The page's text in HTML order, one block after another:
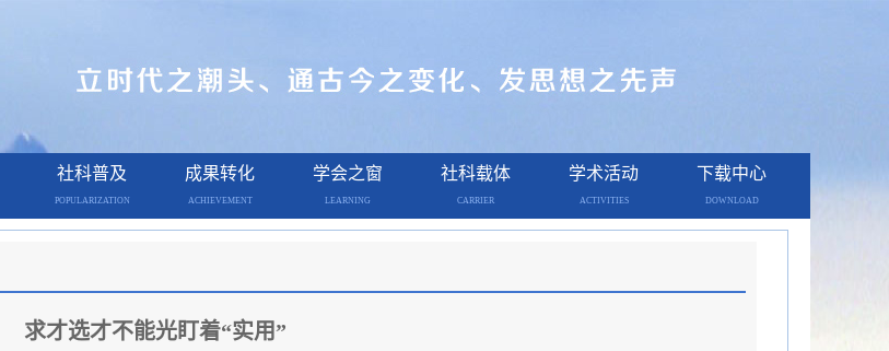
社科普及
POPULARIZATION
成果转化
ACHIEVEMENT
学会之窗
LEARNING
社科载体
CARRIER
学术活动
ACTIVITIES
下载中心
DOWNLOAD
求才选才不能光盯着“实用”